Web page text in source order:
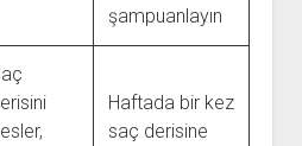
şampuanlayın
Haftada bir kez
saç derisine